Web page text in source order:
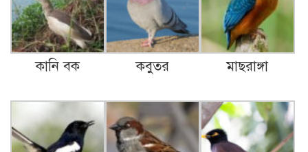
কানি বক কবুতর মাছরাঙ্গা